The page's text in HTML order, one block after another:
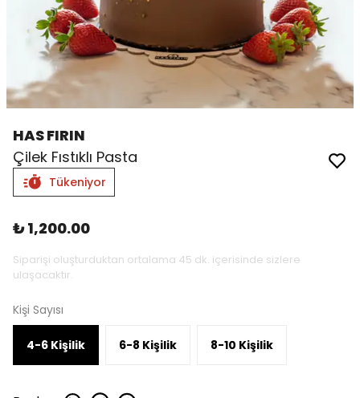
HAS FIRIN
Çilek Fıstıklı Pasta
Tükeniyor
₺ 1,200.00
Siparişi oluşturduktan ortalama 45 dk. içerisinde sizlere
ulaşacaktır.
Kişi Sayısı
4-6 Kişilik 6-8 Kişilik 8-10 Kişilik